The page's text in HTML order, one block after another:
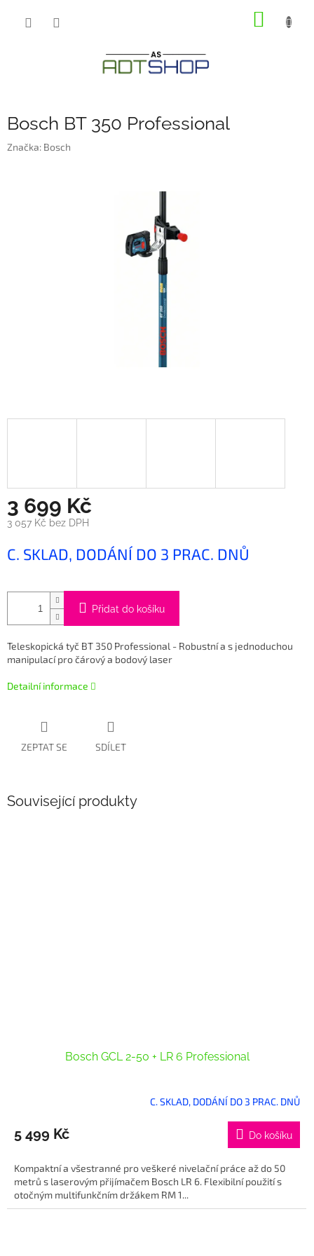
Bosch BT 350 Professional
Značka: Bosch
3 699 Kč
3 057 Kč bez DPH
cena:
C. SKLAD, DODÁNÍ DO 3 PRAC. DNŮ
Přidat do košíku
Teleskopická tyč BT 350 Professional - Robustní a s jednoduchou
manipulací pro čárový a bodový laser
Detailní informace
ZEPTAT SE SDÍLET
Související produkty
Bosch GCL 2-50 + LR 6 Professional
C. SKLAD, DODÁNÍ DO 3 PRAC. DNŮ
5 499 Kč Do košíku
Kompaktní a všestranné pro veškeré nivelační práce až do 50
metrů s laserovým přijímačem Bosch LR 6. Flexibilní použití s
otočným multifunkčním držákem RM 1...